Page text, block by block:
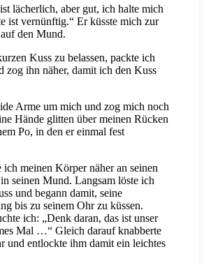
lächerlich, aber gut, ich halte mich
ist vernünftig.“ Er küsste mich zur
den Mund.
Kuss zu belassen, packte ich
zog ihn näher, damit ich den Kuss
Arme um mich und zog mich noch
Hände glitten über meinen Rücken
Po, in den er einmal fest
meinen Körper näher an seinen
seinen Mund. Langsam löste ich
und begann damit, seine
bis zu seinem Ohr zu küssen.
ich: „Denk daran, das ist unser
Mal …“ Gleich darauf knabberte
und entlockte ihm damit ein leichtes